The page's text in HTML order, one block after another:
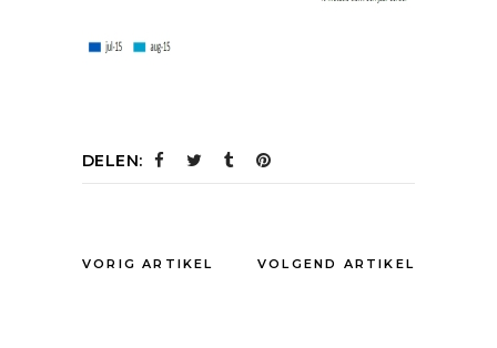
DELEN:
VORIG ARTIKEL VOLGEND ARTIKEL